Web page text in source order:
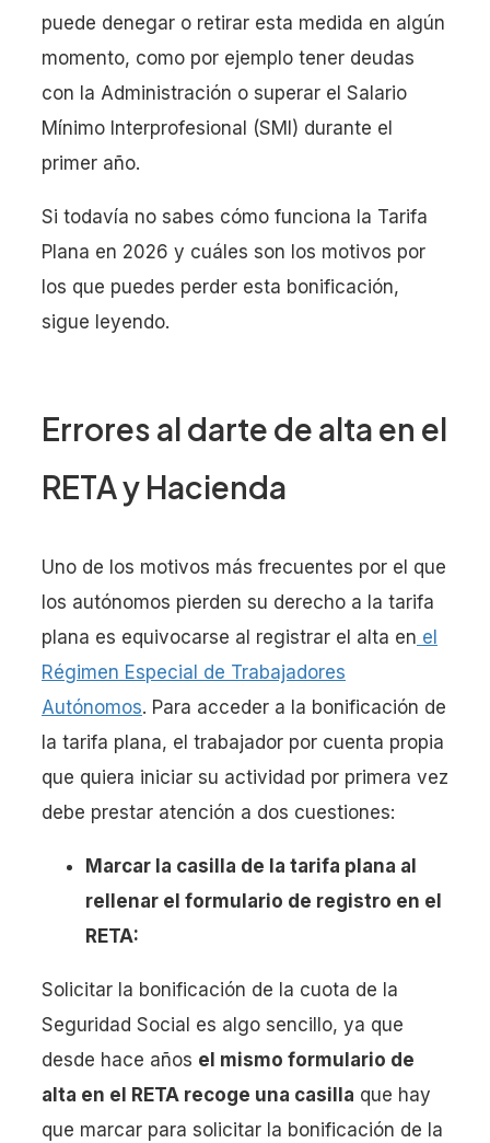
puede denegar o retirar esta medida en algún
momento, como por ejemplo tener deudas
con la Administración o superar el Salario
Mínimo Interprofesional (SMI) durante el
primer año.
Si todavía no sabes cómo funciona la Tarifa
Plana en 2026 y cuáles son los motivos por
los que puedes perder esta bonificación,
sigue leyendo.
Errores al darte de alta en el
RETA y Hacienda
Uno de los motivos más frecuentes por el que
los autónomos pierden su derecho a la tarifa
plana es equivocarse al registrar el alta en el
Régimen Especial de Trabajadores
Autónomos. Para acceder a la bonificación de
la tarifa plana, el trabajador por cuenta propia
que quiera iniciar su actividad por primera vez
debe prestar atención a dos cuestiones:
Marcar la casilla de la tarifa plana al
rellenar el formulario de registro en el
RETA:
Solicitar la bonificación de la cuota de la
Seguridad Social es algo sencillo, ya que
desde hace años el mismo formulario de
alta en el RETA recoge una casilla que hay
que marcar para solicitar la bonificación de la